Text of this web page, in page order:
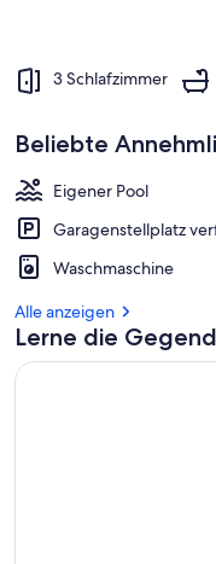
3 Schlafzimmer
Beliebte
Eigener Pool
Garagenstellplatz
Waschmaschine
Alle anzeigen
Lerne die